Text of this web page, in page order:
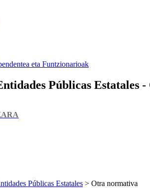
eta Funtzionarioak
Públicas Estatales
Públicas Estatales > Otra normativa